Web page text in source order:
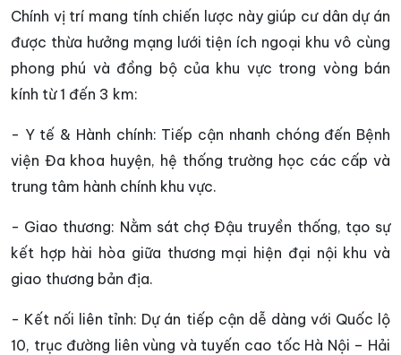
Chính vị trí mang tính chiến lược này giúp cư dân dự án
được thừa hưởng mạng lưới tiện ích ngoại khu vô cùng
phong phú và đồng bộ của khu vực trong vòng bán
kính từ 1 đến 3 km:
- Y tế & Hành chính: Tiếp cận nhanh chóng đến Bệnh
viện Đa khoa huyện, hệ thống trường học các cấp và
trung tâm hành chính khu vực.
- Giao thương: Nằm sát chợ Đậu truyền thống, tạo sự
kết hợp hài hòa giữa thương mại hiện đại nội khu và
giao thương bản địa.
- Kết nối liên tỉnh: Dự án tiếp cận dễ dàng với Quốc lộ
10, trục đường liên vùng và tuyến cao tốc Hà Nội – Hải